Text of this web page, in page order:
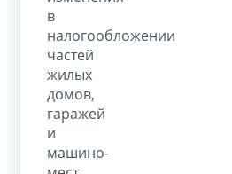
в
налогообложении
частей
жилых
домов,
гаражей
и
машино-